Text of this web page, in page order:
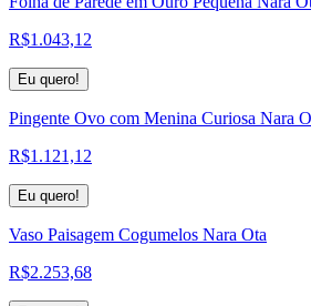
R$1.043,12
Eu quero!
Pingente Ovo com Menina Curiosa Nara
R$1.121,12
Eu quero!
Vaso Paisagem Cogumelos Nara Ota
R$2.253,68